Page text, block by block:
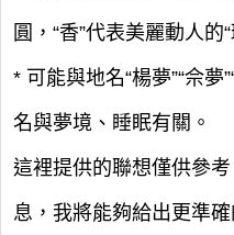
圓，“香”代表美麗動人的“
* 可能與地名“楊夢”“佘夢
名與夢境、睡眠有關。
這裡提供的聯想僅供參
息，我將能夠給出更準確